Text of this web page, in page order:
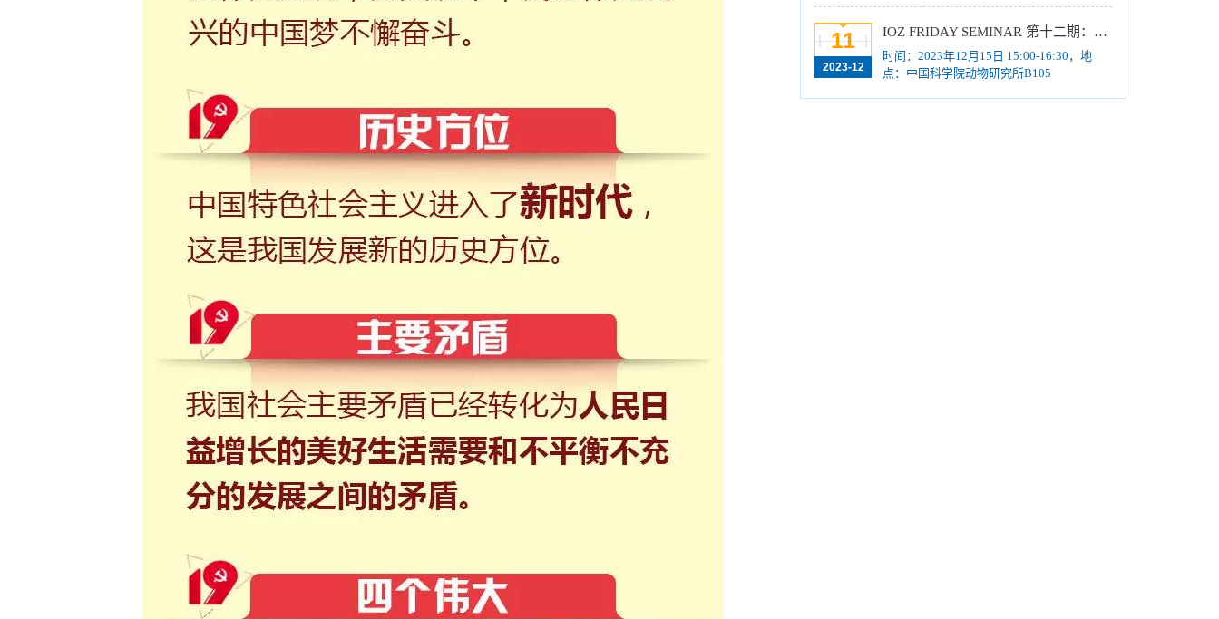
11
2023-12
IOZ FRIDAY SEMINAR 第十二期：动物月节律和年节律的奥秘探究、功能性毛细血管网络的体外构建及应用
时间：2023年12月15日 15:00-16:30，地
点：中国科学院动物研究所B105